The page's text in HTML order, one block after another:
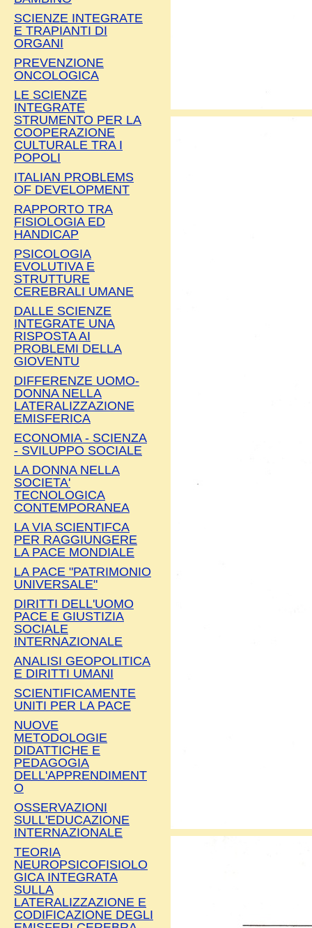
SCIENZE INTEGRATE
E TRAPIANTI DI
ORGANI
PREVENZIONE
ONCOLOGICA
LE SCIENZE
INTEGRATE
STRUMENTO PER LA
COOPERAZIONE
CULTURALE TRA I
POPOLI
ITALIAN PROBLEMS
OF DEVELOPMENT
RAPPORTO TRA
FISIOLOGIA ED
HANDICAP
PSICOLOGIA
EVOLUTIVA E
STRUTTURE
CEREBRALI UMANE
DALLE SCIENZE
INTEGRATE UNA
RISPOSTA AI
PROBLEMI DELLA
GIOVENTU
DIFFERENZE UOMO-
DONNA NELLA
LATERALIZZAZIONE
EMISFERICA
ECONOMIA - SCIENZA
- SVILUPPO SOCIALE
LA DONNA NELLA
SOCIETA'
TECNOLOGICA
CONTEMPORANEA
LA VIA SCIENTIFCA
PER RAGGIUNGERE
LA PACE MONDIALE
LA PACE "PATRIMONIO
UNIVERSALE"
DIRITTI DELL'UOMO
PACE E GIUSTIZIA
SOCIALE
INTERNAZIONALE
ANALISI GEOPOLITICA
E DIRITTI UMANI
SCIENTIFICAMENTE
UNITI PER LA PACE
NUOVE
METODOLOGIE
DIDATTICHE E
PEDAGOGIA
DELL'APPRENDIMENT
O
OSSERVAZIONI
SULL'EDUCAZIONE
INTERNAZIONALE
TEORIA
NEUROPSICOFISIOLO
GICA INTEGRATA
SULLA
LATERALIZZAZIONE E
CODIFICAZIONE DEGLI